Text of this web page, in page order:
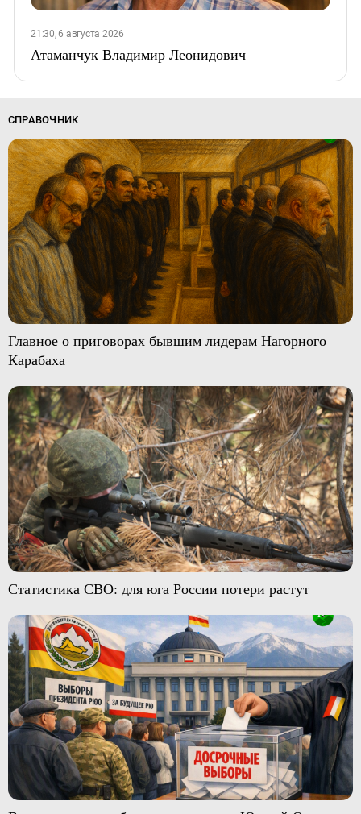
21:30, 6 августа 2026
Атаманчук Владимир Леонидович
СПРАВОЧНИК
Главное о приговорах бывшим лидерам Нагорного
Карабаха
Статистика СВО: для юга России потери растут